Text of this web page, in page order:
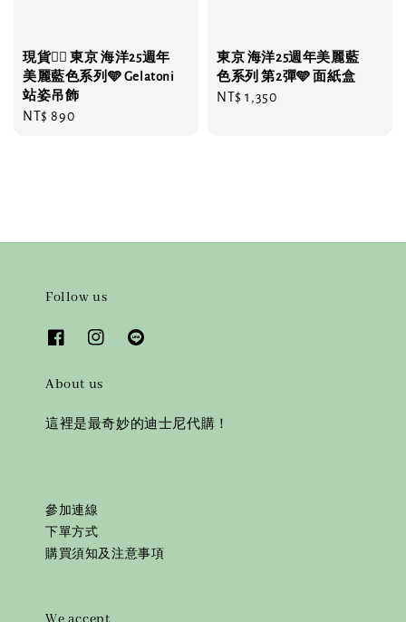
現貨❤️‍🔥 東京 海洋25週年
美麗藍色系列🩵 Gelatoni
站姿吊飾
Regular
NT$ 890
東京 海洋25週年美麗藍
色系列 第2彈🩵 面紙盒
Regular
NT$ 1,350
Follow us
About us
這裡是最奇妙的迪士尼代購！
參加連線
下單方式
購買須知及注意事項